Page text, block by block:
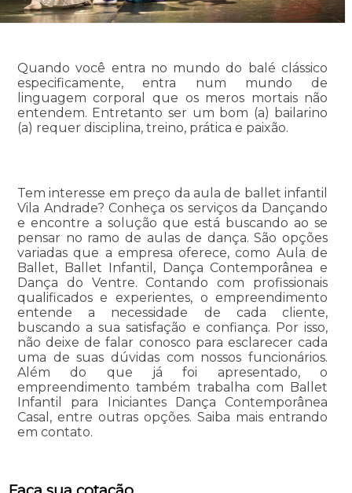
Quando você entra no mundo do balé clássico
especificamente, entra num mundo de
linguagem corporal que os meros mortais não
entendem. Entretanto ser um bom (a) bailarino
(a) requer disciplina, treino, prática e paixão.
Tem interesse em preço da aula de ballet infantil
Vila Andrade? Conheça os serviços da Dançando
e encontre a solução que está buscando ao se
pensar no ramo de aulas de dança. São opções
variadas que a empresa oferece, como Aula de
Ballet, Ballet Infantil, Dança Contemporânea e
Dança do Ventre. Contando com profissionais
qualificados e experientes, o empreendimento
entende a necessidade de cada cliente,
buscando a sua satisfação e confiança. Por isso,
não deixe de falar conosco para esclarecer cada
uma de suas dúvidas com nossos funcionários.
Além do que já foi apresentado, o
empreendimento também trabalha com Ballet
Infantil para Iniciantes Dança Contemporânea
Casal, entre outras opções. Saiba mais entrando
em contato.